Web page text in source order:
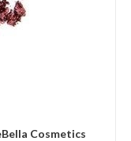
Cosmetics